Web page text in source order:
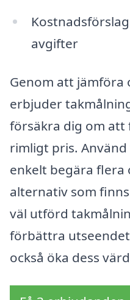
avgifter
Genom att jämföra
erbjuder
försäkra dig om
rimligt pris.
enkelt begära flera
alternativ som
väl utförd
förbättra
också öka dess